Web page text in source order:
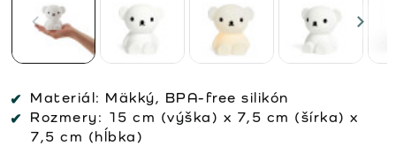
Materiál: Mäkký, BPA-free silikón
Rozmery: 15 cm (výška) x 7,5 cm (šírka) x
7,5 cm (hĺbka)